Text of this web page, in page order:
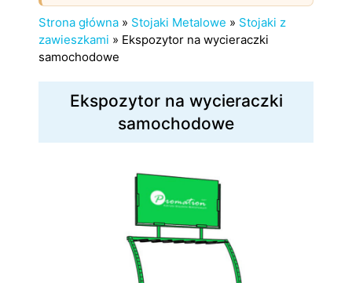
Strona główna » Stojaki Metalowe » Stojaki z
zawieszkami » Ekspozytor na wycieraczki
samochodowe
Ekspozytor na wycieraczki
samochodowe